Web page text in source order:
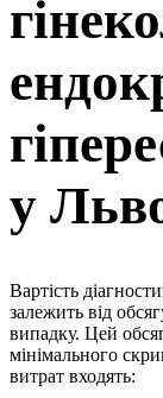
у
Вартість
залежить від
випадку. Цей
мінімального
витрат входять: